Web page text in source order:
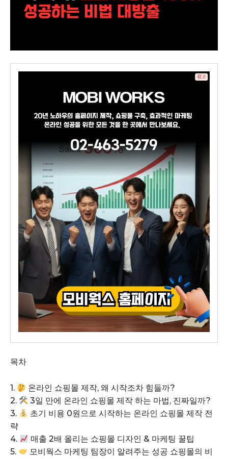
목차
1.
온라인 쇼핑몰 제작, 왜 시작조차 힘들까?
2.
3일 만에 온라인 쇼핑몰 제작 하는 마법, 진짜일까?
3.
초기 비용 0원으로 시작하는 온라인 쇼핑몰 제작 전
략
4.
매출 2배 올리는 쇼핑몰 디자인 & 마케팅 꿀팁
5.
모비웍스 마케팅 팀장이 알려주는 성공 쇼핑몰의 비